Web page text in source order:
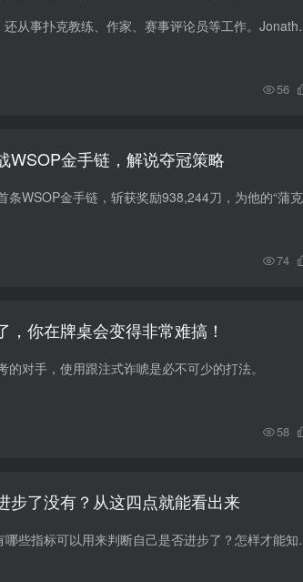
Jonathan Little是一名优秀的职
56
WSOP金手链，解说夺冠策略
74
，你在牌桌会变得非常难搞！
对手，使用跟注式诈唬是必不可少的打法。
58
步了没有？从这四点就能看出来
你怎么知道你的牌技有没有